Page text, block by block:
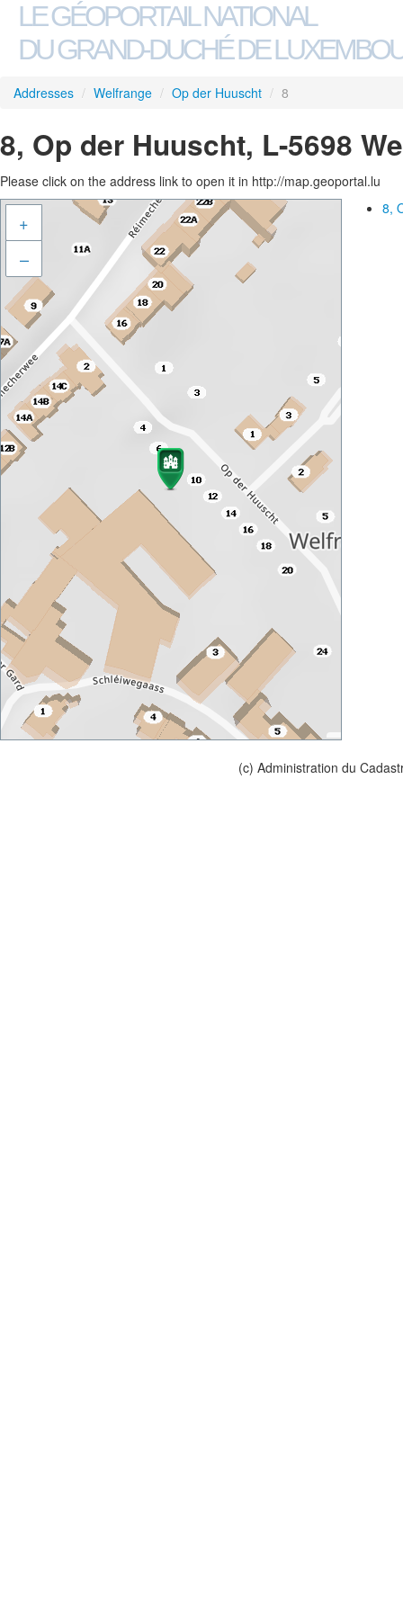
LE GÉOPORTAIL NATIONAL
DU GRAND-DUCHÉ DE
Addresses / Welfrange / Op der Huuscht / 8
8, Op der Huuscht, L-5698
Please click on the address link to open it in http://map.geoportal.lu
+
–
8,
(c) Administration du